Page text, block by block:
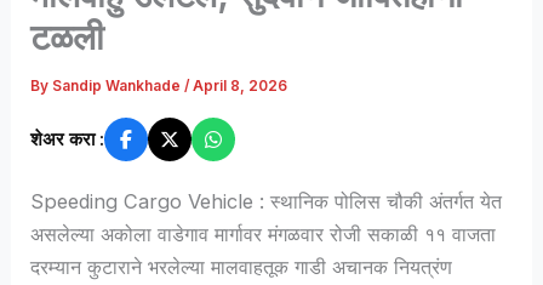
टळली
By Sandip Wankhade/April 8, 2026
शेअर करा :
Speeding Cargo Vehicle : स्थानिक पोलिस चौकी अंतर्गत येत
असलेल्या अकोला वाडेगाव मार्गावर मंगळवार रोजी सकाळी ११ वाजता
दरम्यान कुटाराने भरलेल्या मालवाहतूक गाडी अचानक नियत्रंण